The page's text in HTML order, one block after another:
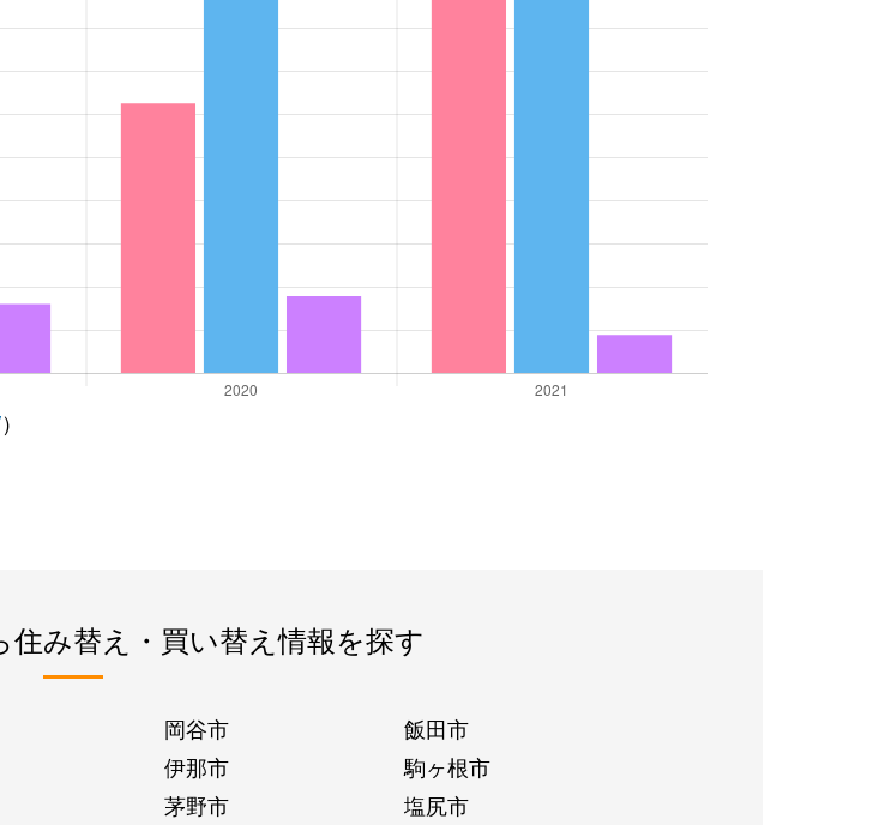
）
み替え・買い替え情報を探す
岡谷市
飯田市
伊那市
駒ヶ根市
茅野市
塩尻市